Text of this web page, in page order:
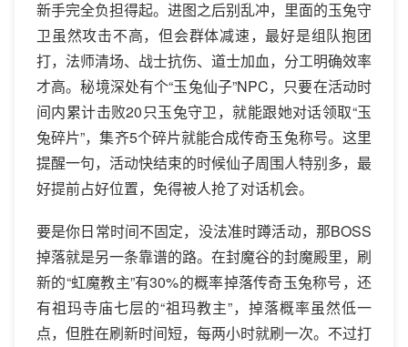
新手完全负担得起。进图之后别乱冲，里面的玉兔守
卫虽然攻击不高，但会群体减速，最好是组队抱团
打，法师清场、战士抗伤、道士加血，分工明确效率
才高。秘境深处有个“玉兔仙子”NPC，只要在活动时
间内累计击败20只玉兔守卫，就能跟她对话领取“玉
兔碎片”，集齐5个碎片就能合成传奇玉兔称号。这里
提醒一句，活动快结束的时候仙子周围人特别多，最
好提前占好位置，免得被人抢了对话机会。
要是你日常时间不固定，没法准时蹲活动，那BOSS
掉落就是另一条靠谱的路。在封魔谷的封魔殿里，刷
新的“虹魔教主”有30%的概率掉落传奇玉兔称号，还
有祖玛寺庙七层的“祖玛教主”，掉落概率虽然低一
点，但胜在刷新时间短，每两小时就刷一次。不过打